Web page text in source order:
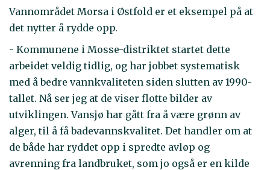
Vannområdet Morsa i Østfold er et eksempel på at
det nytter å rydde opp.
- Kommunene i Mosse-distriktet startet dette
arbeidet veldig tidlig, og har jobbet systematisk
med å bedre vannkvaliteten siden slutten av 1990-
tallet. Nå ser jeg at de viser flotte bilder av
utviklingen. Vansjø har gått fra å være grønn av
alger, til å få badevannskvalitet. Det handler om at
de både har ryddet opp i spredte avløp og
avrenning fra landbruket, som jo også er en kilde